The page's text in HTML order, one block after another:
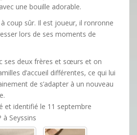
une bouille adorable.
coup sûr. Il est joueur, il ronronne
lors de ses moments de
ses deux frères et sœurs et on
d’accueil différentes, ce qui lui
de s’adapter à un nouveau
et identifié le 11 septembre
à Seyssins